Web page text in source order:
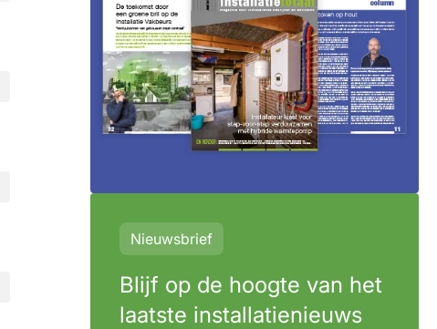
Nieuwsbrief
Blijf op de hoogte van het
laatste installatienieuws